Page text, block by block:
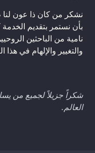
نشكر من كان ذا عون لنا
بأن نستمر بتقديم
نامية من الباحثين
والتغيير والإلهام في هذا
شكراً جزيلاً لجميع من
العالم.